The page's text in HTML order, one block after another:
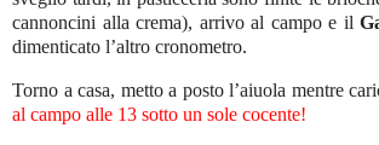
cannoncini alla crema), arrivo al campo e il
dimenticato l’altro cronometro.
Torno a casa, metto a posto l’aiuola mentre
al campo alle 13 sotto un sole cocente!